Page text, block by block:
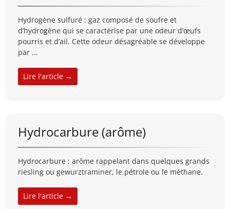
Hydrogène sulfuré : gaz composé de soufre et
d’hydrogène qui se caractérise par une odeur d’œufs
pourris et d’ail. Cette odeur désagréable se développe
par ...
Lire l'article →
Hydrocarbure (arôme)
Hydrocarbure : arôme rappelant dans quelques grands
riesling ou gewurztraminer, le pétrole ou le méthane.
Lire l'article →